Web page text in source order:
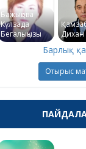
Бажықова
Күлзада
Бегалықызы
Дихан
Барлық
Отырыс